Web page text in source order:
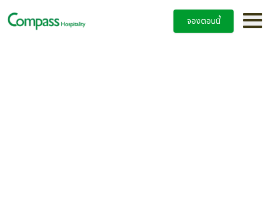
จองตอนนี้